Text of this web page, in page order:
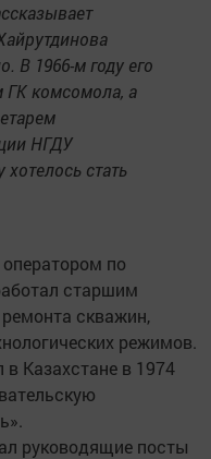
В 1966-м году его
ГК комсомола, а
НГДУ
стать
по
старшим
ремонта скважин,
режимов.
Казахстане в 1974
руководящие посты